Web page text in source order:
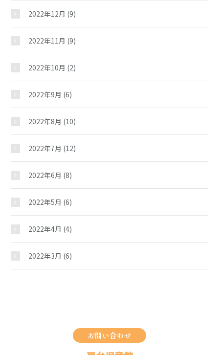
2022年12月 (9)
2022年11月 (9)
2022年10月 (2)
2022年9月 (6)
2022年8月 (10)
2022年7月 (12)
2022年6月 (8)
2022年5月 (6)
2022年4月 (4)
2022年3月 (6)
お問い合わせ